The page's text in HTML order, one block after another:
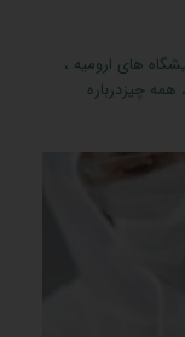
های ارومیه ،
، همه چیزدرباره